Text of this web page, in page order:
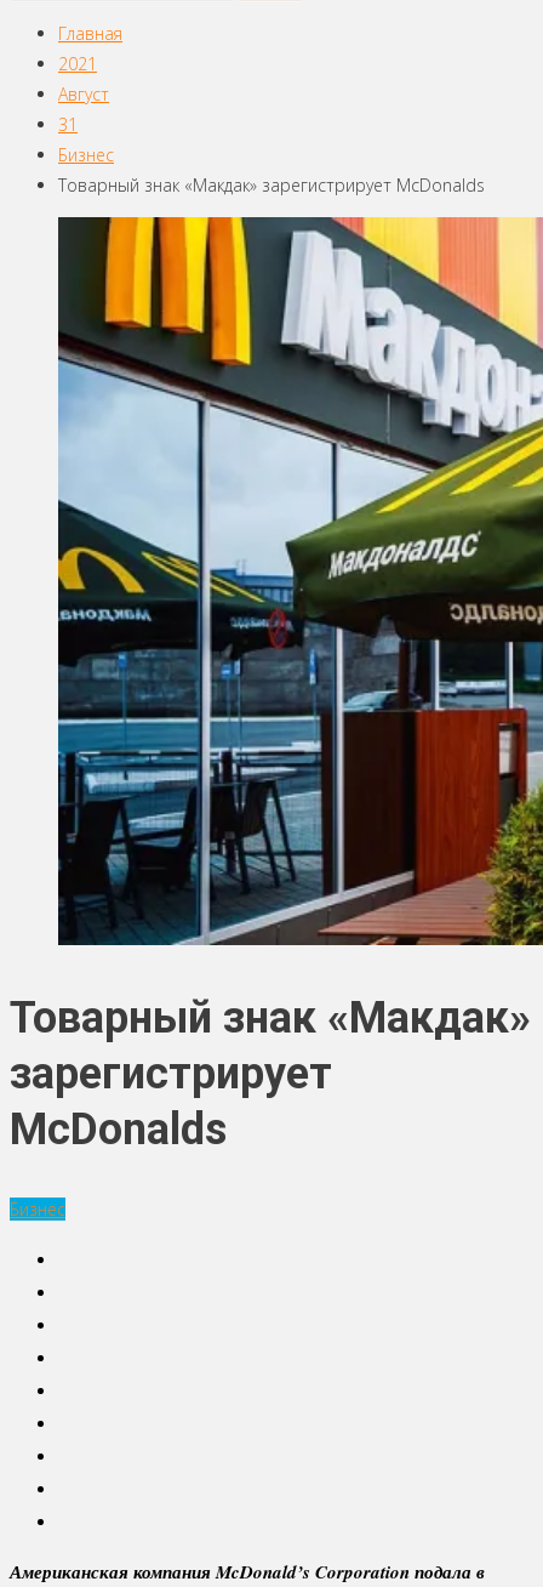
Главная
2021
Август
31
Бизнес
Товарный знак «Макдак» зарегистрирует McDonalds
Товарный знак «Макдак»
зарегистрирует
McDonalds
Бизнес
Американская компания McDonald’s Corporation подала в